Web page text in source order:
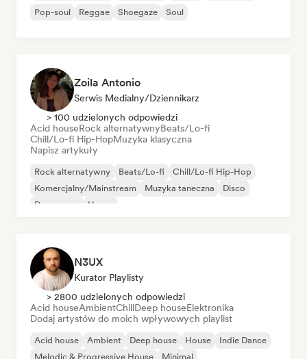
Pop-soul
Reggae Shoegaze Soul
Zoila Antonio
Serwis Medialny/Dziennikarz
> 100 udzielonych odpowiedzi
Acid houseRock alternatywnyBeats/Lo-fi
Chill/Lo-fi Hip-HopMuzyka klasyczna
Napisz artykuły
Rock alternatywny Beats/Lo-fi
Chill/Lo-fi Hip-Hop
Komercjalny/Mainstream
Muzyka taneczna
Disco
Dream pop
House
N3UX
Kurator Playlisty
> 2800 udzielonych odpowiedzi
Acid houseAmbientChillDeep houseElektronika
Dodaj artystów do moich wpływowych playlist
Acid house Ambient Deep house House
Indie Dance
Melodic & Progressive House
Minimal